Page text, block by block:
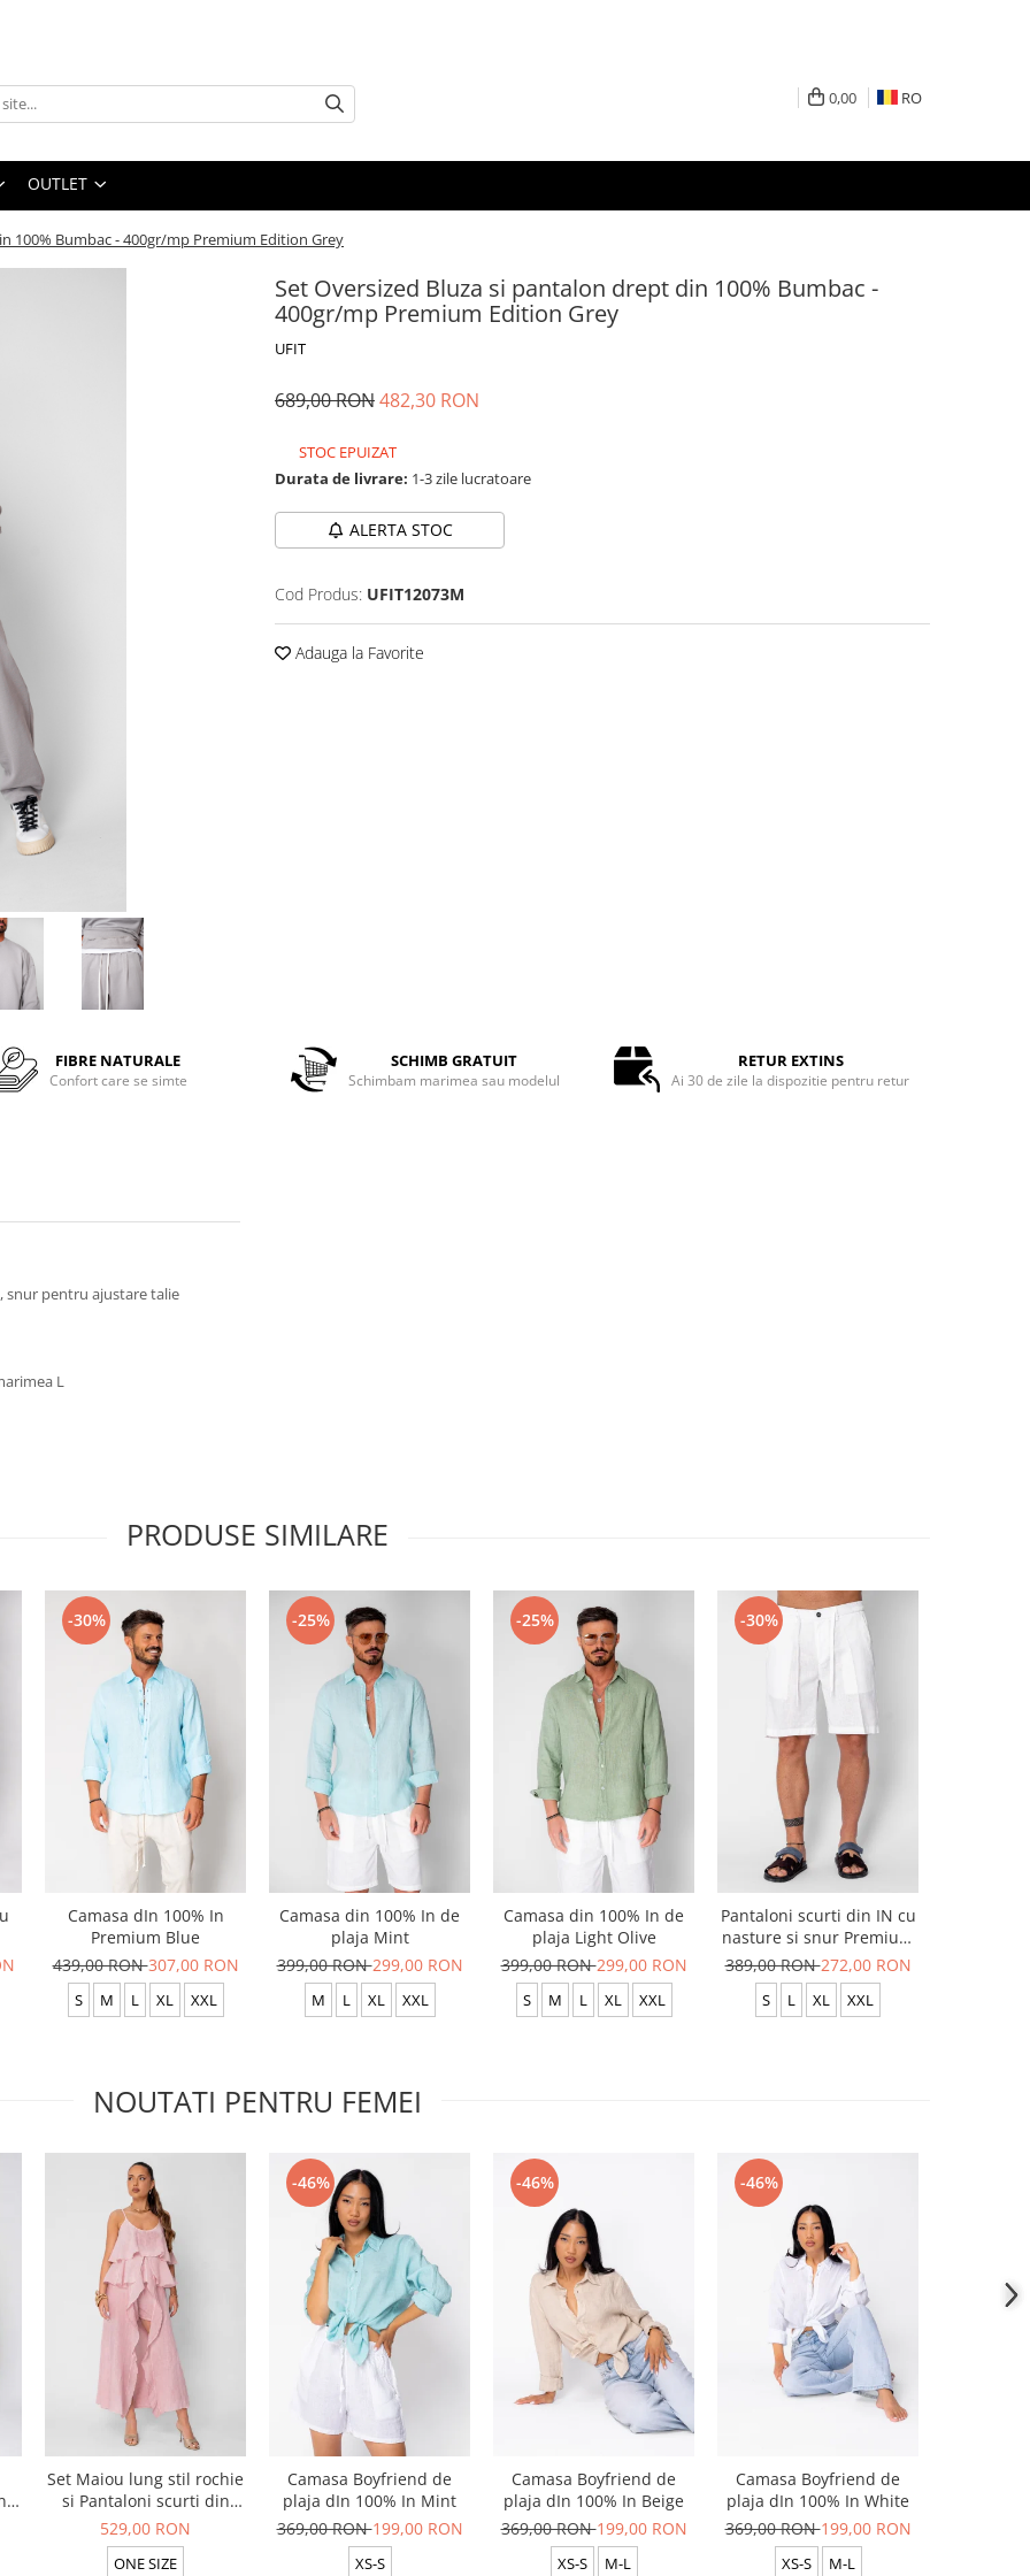
0,00 RO
OUTLET
100% Bumbac - 400gr/mp Premium Edition Grey
Set Oversized Bluza si pantalon drept din 100% Bumbac -
400gr/mp Premium Edition Grey
UFIT
689,00 RON482,30 RON
STOC EPUIZAT
Durata de livrare: 1-3 zile lucratoare
ALERTA STOC
Cod Produs: UFIT12073M
Adauga la Favorite
FIBRE NATURALE
Confort care se simte
SCHIMB GRATUIT
Schimbam marimea sau modelul
RETUR EXTINS
Ai 30 de zile la dispozitie pentru retur
snur pentru ajustare talie
L
PRODUSE SIMILARE
-30%
Camasa dIn 100% In
Premium Blue
439,00 RON307,00 RON
S M L XL XXL
-25%
Camasa din 100% In de
plaja Mint
399,00 RON299,00 RON
M L XL XXL
-25%
Camasa din 100% In de
plaja Light Olive
399,00 RON299,00 RON
S M L XL XXL
-30%
Pantaloni scurti din IN cu
nasture si snur Premium
Edition White
389,00 RON272,00 RON
S L XL XXL
NOUTATI PENTRU FEMEI
Set Maiou lung stil rochie
si Pantaloni scurti din
100% in Rose
529,00 RON
ONE SIZE
-46%
Camasa Boyfriend de
plaja dIn 100% In Mint
369,00 RON199,00 RON
XS-S
-46%
Camasa Boyfriend de
plaja dIn 100% In Beige
369,00 RON199,00 RON
XS-S M-L
-46%
Camasa Boyfriend de
plaja dIn 100% In White
369,00 RON199,00 RON
XS-S M-L